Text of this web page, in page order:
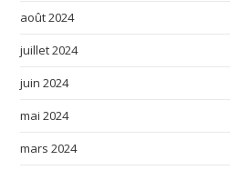
août 2024
juillet 2024
juin 2024
mai 2024
mars 2024